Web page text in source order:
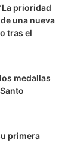
prioridad
una nueva
tras el
medallas
primera